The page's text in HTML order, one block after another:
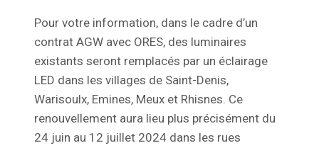
Pour votre information, dans le cadre d’un
contrat AGW avec ORES, des luminaires
existants seront remplacés par un éclairage
LED dans les villages de Saint-Denis,
Warisoulx, Emines, Meux et Rhisnes. Ce
renouvellement aura lieu plus précisément du
24 juin au 12 juillet 2024 dans les rues